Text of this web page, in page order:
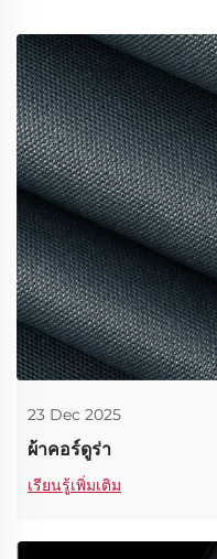
23 Dec 2025
ผ้าคอร์ดูร่า
เรียนรู้เพิ่มเติม